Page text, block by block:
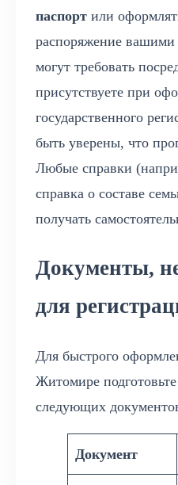
паспорт или
распоряжение
могут требовать
присутствуете при
государственного
быть уверены, что
Любые справки
справка о составе
получать
Документы,
для
Для быстрого
Житомире
следующих
Документ